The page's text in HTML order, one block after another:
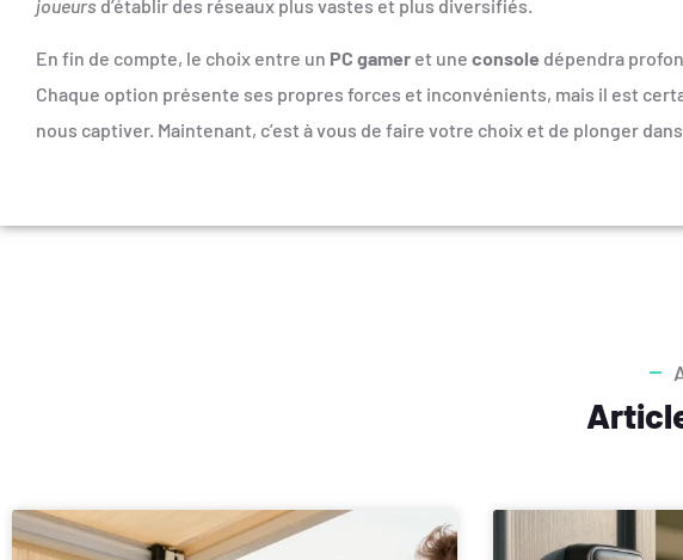
joueurs d’établir des réseaux plus vastes et plus diversifiés.
En fin de compte, le choix entre un PC gamer et une console dépendra
Chaque option présente ses propres forces et inconvénients, mais il est
nous captiver. Maintenant, c’est à vous de faire votre choix et de plonger